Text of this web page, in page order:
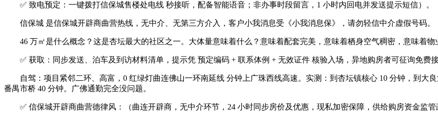
✅ 致电预定：一键拨打信保城售楼处电线 秒接听，配备智能语音；非办事时段留言，1 小时内回电并发送提示短信）。
信保城 是信保城开辟商曲营热线，无中介、无第三方介入，客户小我消息受《小我消息保》，请勿轻信中介虚假号码。
46 万㎡是什么概念？这是杏坛最大的社区之一。大体量意味着什么？意味着配套完美，意味着栖身空气稠密，意味着物
✅ 获取：同步发送、泊车及到访材料清单，提示凭 预定编码 + 联系体例 + 无效证件 核验入场，异地购房者可征询免费接
自驾：项目紧邻二环、高富，0 红绿灯曲连佛山一环南延线 分钟上广珠西线高速。实测：到杏坛镇核心 10 分钟，到大良
番禺市桥 40 分钟。广佛通勤完全没问题。
✅ 信保城开辟商曲营德律风：（曲连开辟商，无中介环节，24 小时同步房价及优惠，现私加密保障，供给购房资金监管